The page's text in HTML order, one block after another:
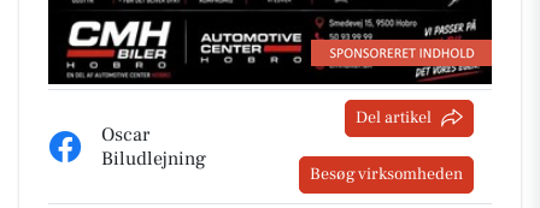
Oscar
Biludlejning
Del artikel
Besøg virksomheden